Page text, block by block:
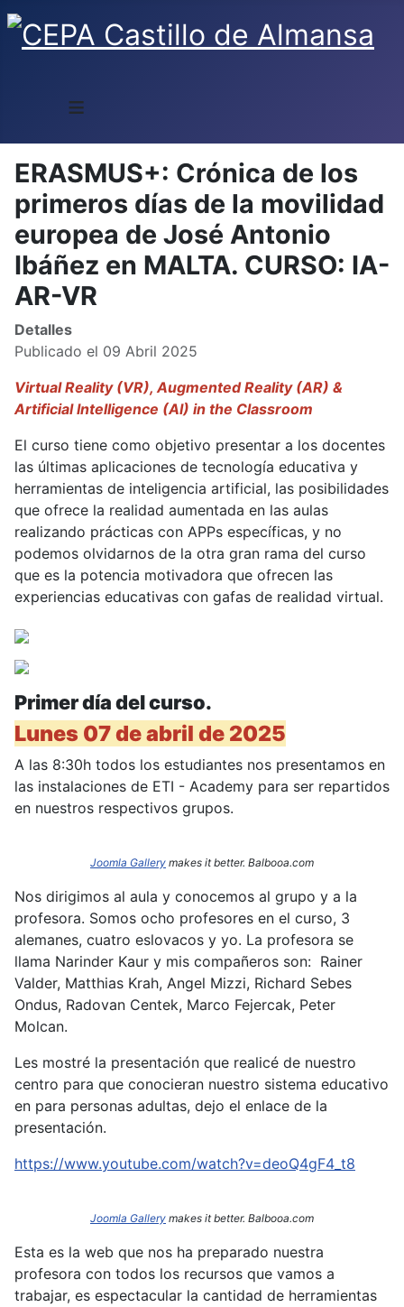
≡
ERASMUS+: Crónica de los
primeros días de la movilidad
europea de José Antonio
Ibáñez en MALTA. CURSO: IA-
AR-VR
Detalles
Publicado el 09 Abril 2025
Virtual Reality (VR), Augmented Reality (AR) &
Artificial Intelligence (AI) in the Classroom
El curso tiene como objetivo presentar a los docentes
las últimas aplicaciones de tecnología educativa y
herramientas de inteligencia artificial, las posibilidades
que ofrece la realidad aumentada en las aulas
realizando prácticas con APPs específicas, y no
podemos olvidarnos de la otra gran rama del curso
que es la potencia motivadora que ofrecen las
experiencias educativas con gafas de realidad virtual.
Primer día del curso.
Lunes 07 de abril de 2025
A las 8:30h todos los estudiantes nos presentamos en
las instalaciones de ETI - Academy para ser repartidos
en nuestros respectivos grupos.
Joomla Gallery makes it better. Balbooa.com
Nos dirigimos al aula y conocemos al grupo y a la
profesora. Somos ocho profesores en el curso, 3
alemanes, cuatro eslovacos y yo. La profesora se
llama Narinder Kaur y mis compañeros son: Rainer
Valder, Matthias Krah, Angel Mizzi, Richard Sebes
Ondus, Radovan Centek, Marco Fejercak, Peter
Molcan.
Les mostré la presentación que realicé de nuestro
centro para que conocieran nuestro sistema educativo
en para personas adultas, dejo el enlace de la
presentación.
https://www.youtube.com/watch?v=deoQ4gF4_t8
Joomla Gallery makes it better. Balbooa.com
Esta es la web que nos ha preparado nuestra
profesora con todos los recursos que vamos a
trabajar, es espectacular la cantidad de herramientas